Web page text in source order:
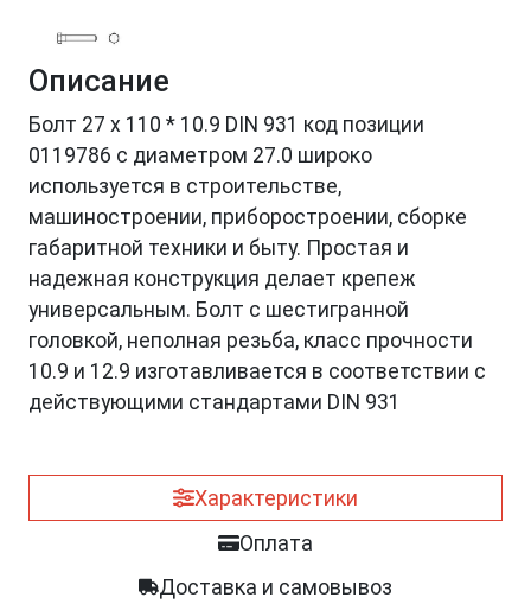
Описание
Болт 27 х 110 * 10.9 DIN 931 код позиции
0119786 с диаметром 27.0 широко
используется в строительстве,
машиностроении, приборостроении, сборке
габаритной техники и быту. Простая и
надежная конструкция делает крепеж
универсальным. Болт с шестигранной
головкой, неполная резьба, класс прочности
10.9 и 12.9 изготавливается в соответствии с
действующими стандартами DIN 931
Характеристики
Оплата
Доставка и самовывоз